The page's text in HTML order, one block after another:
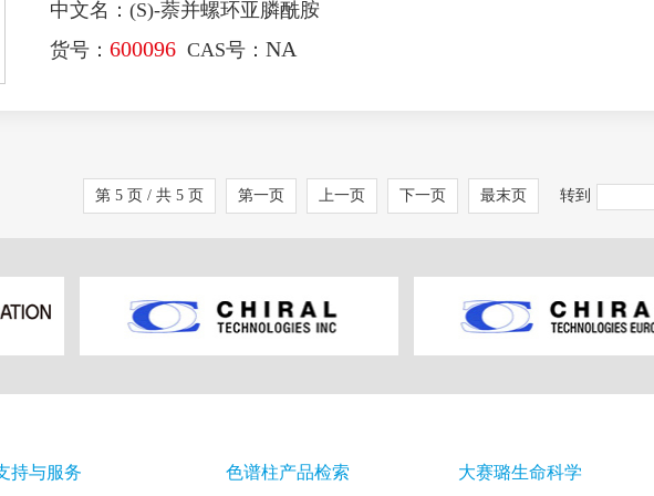
中文名：(S)-萘并螺环亚膦酰胺
货号： 600096 CAS号： NA
第 5 页 / 共 5 页 第一页 上一页 下一页 最末页 转到
持与服务 色谱柱产品检索 大赛璐生命科学